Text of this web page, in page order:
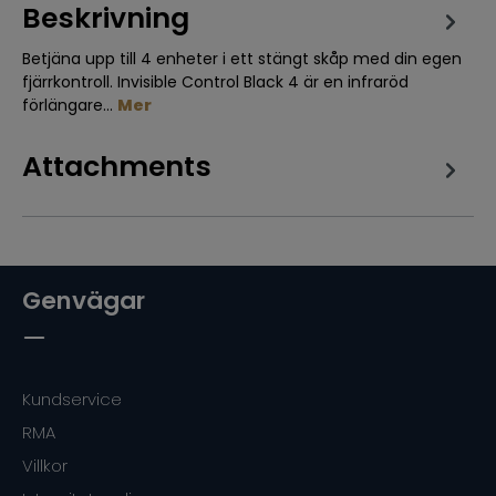
Beskrivning
Betjäna upp till 4 enheter i ett stängt skåp med din egen
fjärrkontroll. Invisible Control Black 4 är en infraröd
förlängare… Mer
Attachments
Genvägar
Kundservice
RMA
Villkor